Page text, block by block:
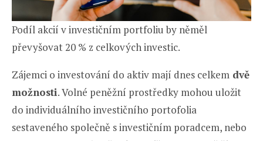
Podíl akcií v investičním portfoliu by něměl
převyšovat 20 % z celkových investic.
Zájemci o investování do aktiv mají dnes celkem dvě
možnosti. Volné peněžní prostředky mohou uložit
do individuálního investičního portofolia
sestaveného společně s investičním poradcem, nebo